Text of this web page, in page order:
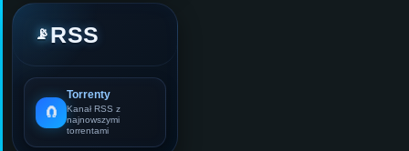
📡RSS
🧲
Torrenty
Kanał RSS z
najnowszymi
torrentami